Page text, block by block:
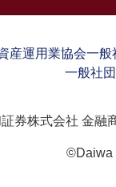
産運用業協会一般
一般社
券株式会社 金融
©Daiwa